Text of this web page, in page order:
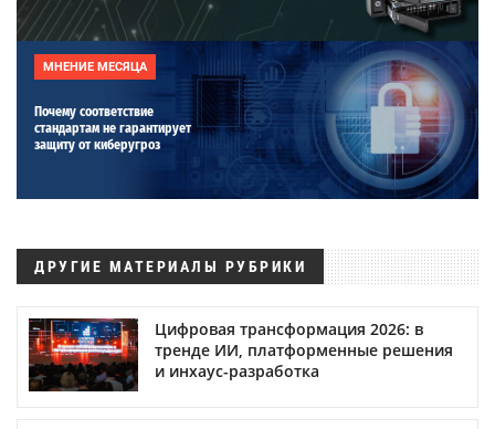
МНЕНИЕ МЕСЯЦА
Почему соответствие
стандартам не гарантирует
защиту от киберугроз
ДРУГИЕ МАТЕРИАЛЫ РУБРИКИ
Цифровая трансформация 2026: в
тренде ИИ, платформенные решения
и инхаус-разработка